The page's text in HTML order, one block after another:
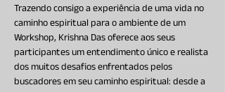
Trazendo consigo a experiência de uma vida no
caminho espiritual para o ambiente de um
Workshop, Krishna Das oferece aos seus
participantes um entendimento único e realista
dos muitos desafios enfrentados pelos
buscadores em seu caminho espiritual: desde a